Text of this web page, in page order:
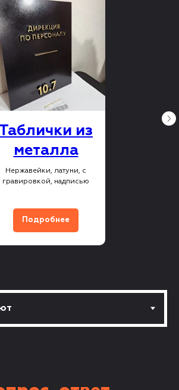
Таблички из
металла
Нержавейки, латуни, с
гравировкой, надписью
Подробнее